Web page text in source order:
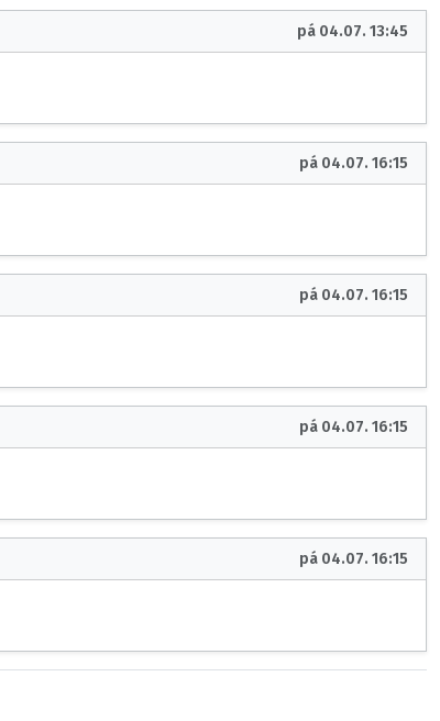
pá 04.07. 13:45
pá 04.07. 16:15
pá 04.07. 16:15
pá 04.07. 16:15
pá 04.07. 16:15